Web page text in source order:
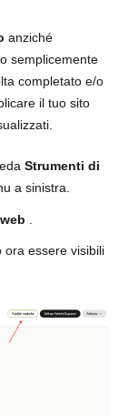
anziché
semplicemente
completato e/o
il tuo sito
Strumenti di
a sinistra.
ora essere visibili